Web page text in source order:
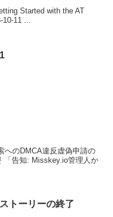
Started with the AT
10-11 ...
へのDMCA違反虚偽申請の
「告知: Misskey.io管理人か
トーリーの終了